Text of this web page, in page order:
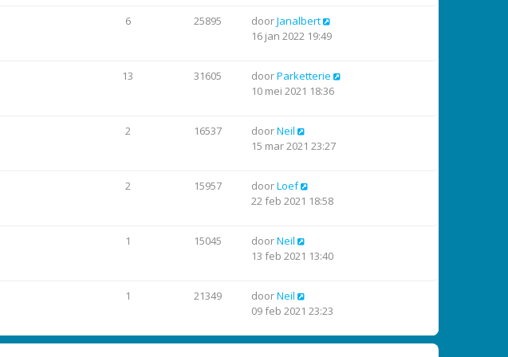
6 25895 doorJanalbert
16 jan 2022 19:49
13 31605 doorParketterie
10 mei 2021 18:36
2 16537 doorNeil
15 mar 2021 23:27
2 15957 doorLoef
22 feb 2021 18:58
1 15045 doorNeil
13 feb 2021 13:40
1 21349 doorNeil
09 feb 2021 23:23